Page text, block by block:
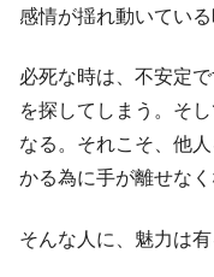
感情が揺れ動いている
必死な時は、不安定
を探してしまう。そ
なる。それこそ、他
かる為に手が離せな
そんな人に、魅力は